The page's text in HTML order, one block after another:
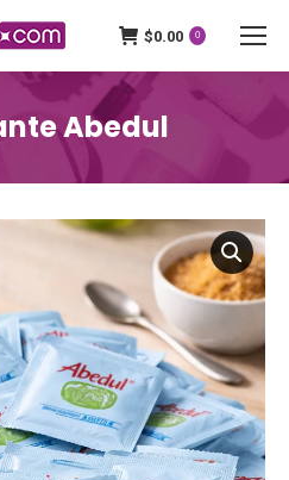
$0.00 0
Abedul